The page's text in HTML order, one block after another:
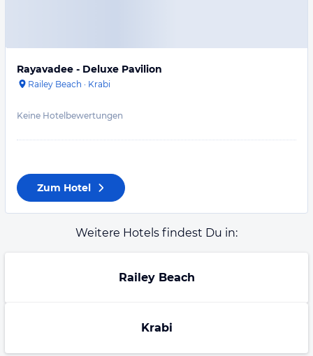
Rayavadee - Deluxe Pavilion
Railey Beach · Krabi
Keine Hotelbewertungen
Zum Hotel
Weitere Hotels findest Du in:
Railey Beach
Krabi